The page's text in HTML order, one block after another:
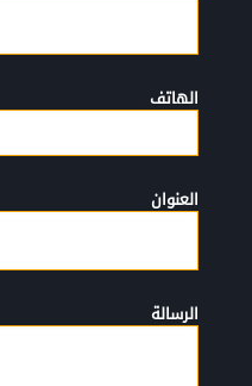
الهاتف
العنوان
الرسالة